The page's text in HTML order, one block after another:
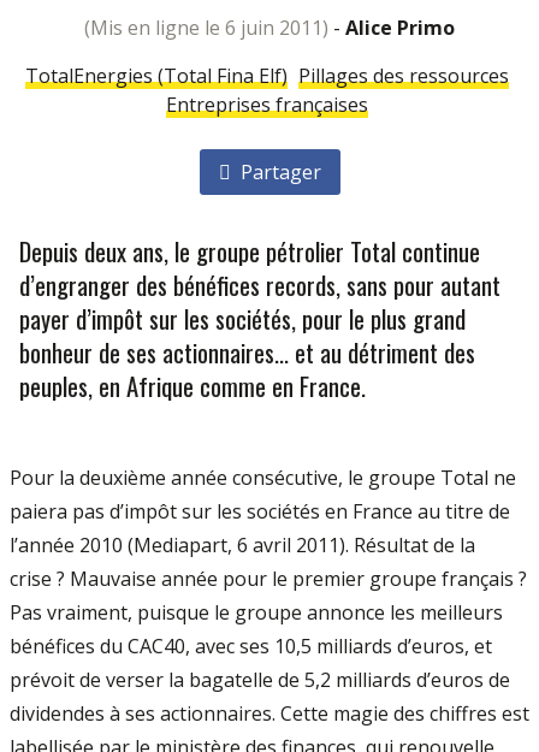
(mis en ligne le 6 juin 2011) - Alice Primo
TotalEnergies (Total Fina Elf) Pillages des ressources
Entreprises françaises
Partager
Depuis deux ans, le groupe pétrolier Total continue
d’engranger des bénéfices records, sans pour autant
payer d’impôt sur les sociétés, pour le plus grand
bonheur de ses actionnaires... et au détriment des
peuples, en Afrique comme en France.
Pour la deuxième année consécutive, le groupe Total ne
paiera pas d’impôt sur les sociétés en France au titre de
l’année 2010 (Mediapart, 6 avril 2011). Résultat de la
crise ? Mauvaise année pour le premier groupe français ?
Pas vraiment, puisque le groupe annonce les meilleurs
bénéfices du CAC40, avec ses 10,5 milliards d’euros, et
prévoit de verser la bagatelle de 5,2 milliards d’euros de
dividendes à ses actionnaires. Cette magie des chiffres est